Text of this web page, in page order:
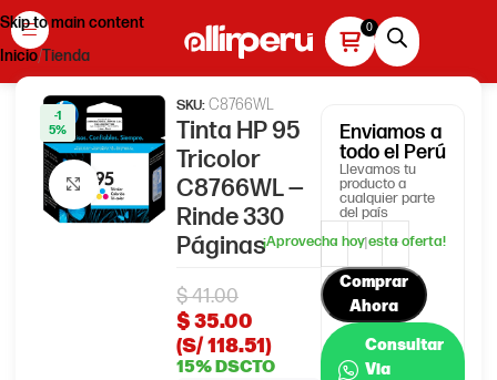
Skip to main content
Inicio Tienda
-1
5%
Haga clic para ampliar
SKU:C8766WL
Tinta HP 95
Tricolor
C8766WL —
Rinde 330
Páginas
$41.00
$35.00
(S/ 118.51)
15% DSCTO
Enviamos a
todo el Perú
Llevamos tu
producto a
cualquier parte
del país
Comprar
Ahora
Consultar
Via